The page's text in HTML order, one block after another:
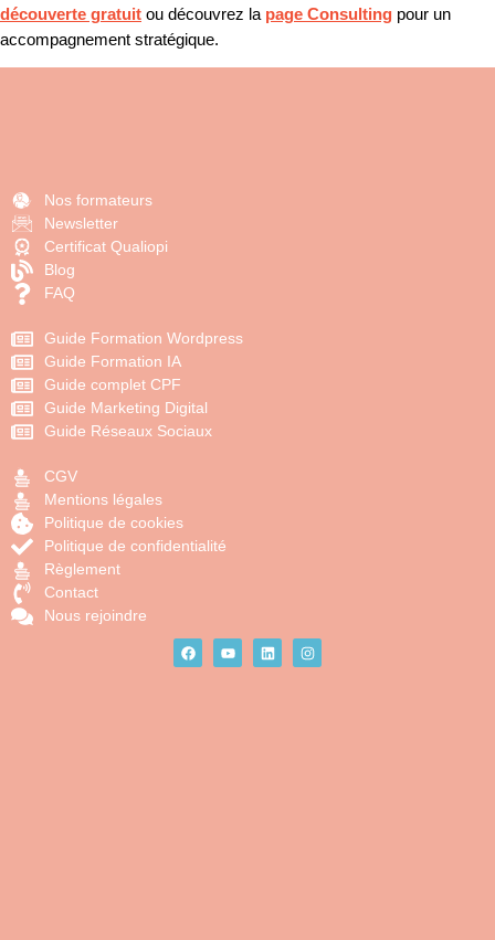
découverte gratuit ou découvrez la page Consulting pour un
accompagnement stratégique.
Nos formateurs
Newsletter
Certificat Qualiopi
Blog
FAQ
Guide Formation Wordpress
Guide Formation IA
Guide complet CPF
Guide Marketing Digital
Guide Réseaux Sociaux
CGV
Mentions légales
Politique de cookies
Politique de confidentialité
Règlement
Contact
Nous rejoindre